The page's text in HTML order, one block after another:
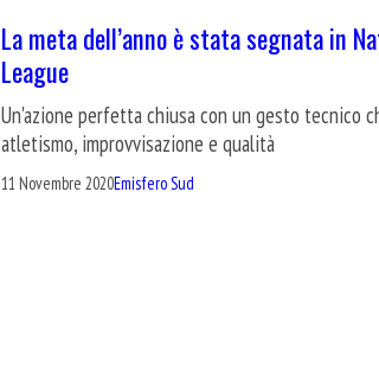
La meta dell’anno è stata segnata in
League
Un'azione perfetta chiusa con un gesto tecnico
atletismo, improvvisazione e qualità
11 Novembre 2020Emisfero Sud